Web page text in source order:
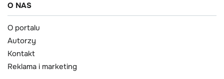
O NAS
O portalu
Autorzy
Kontakt
Reklama i marketing